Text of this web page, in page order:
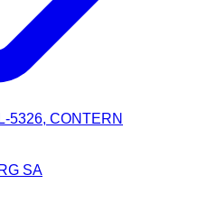
5326, CONTERN
SA